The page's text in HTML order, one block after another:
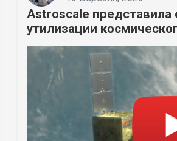
Astroscale
утилизации